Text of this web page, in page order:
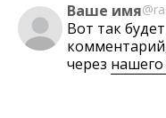
Ваше имя
Вот так
через нашего